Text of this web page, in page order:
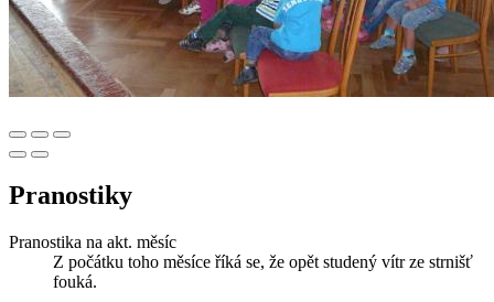
Pranostiky
Pranostika na akt. měsíc
Z počátku toho měsíce říká se, že opět studený vítr ze strnišť
fouká.